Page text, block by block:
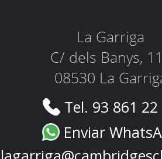
La Garriga
C/ dels Banys,
08530 La
Tel. 93 861
Enviar